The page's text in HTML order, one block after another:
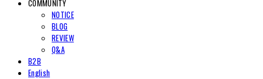
COMMUNITY
NOTICE
BLOG
REVIEW
Q&A
B2B
English